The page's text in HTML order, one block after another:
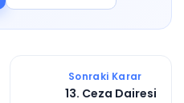
Sonraki Karar
13. Ceza Dairesi